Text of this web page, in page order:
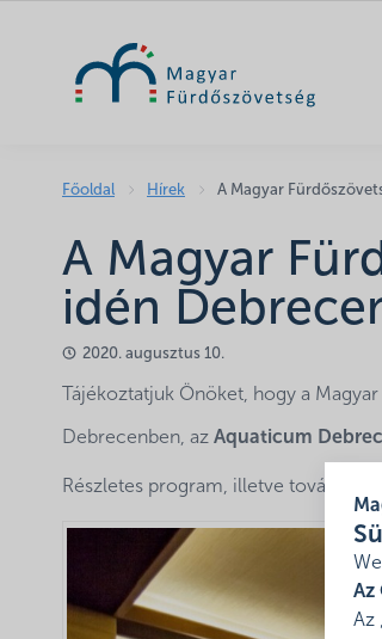
Az
Az
Főoldal Hírek A Magyar
A Magyar
idén
2020. augusztus 10.
Tájékoztatjuk Önöket, hogy a
Debrecenben, az Aquaticum
Részletes program, illetve további